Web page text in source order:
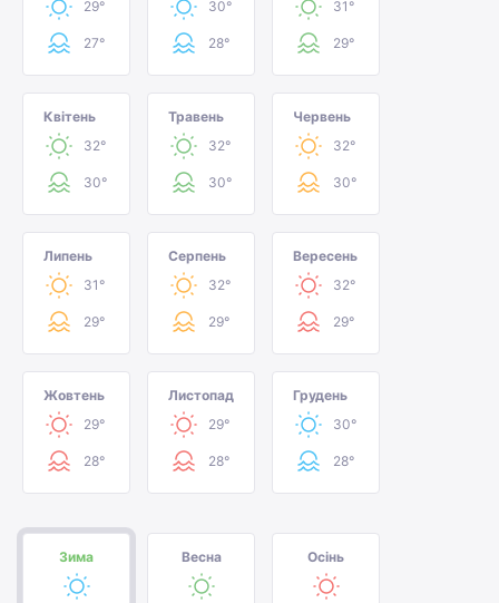
29°
27°
30°
28°
31°
29°
Квітень
32°
30°
Травень
32°
30°
Червень
32°
30°
Липень
31°
29°
Серпень
32°
29°
Вересень
32°
29°
Жовтень
29°
28°
Листопад
29°
28°
Грудень
30°
28°
Зима Весна Осінь